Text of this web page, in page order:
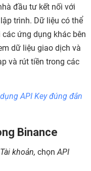
đầu tư kết nối với
trình. Dữ liệu có thể
ứng dụng khác bên
dữ liệu giao dịch và
và rút tiền trong các
API Key đúng đắn
Binance
Tài khoản, chọn API